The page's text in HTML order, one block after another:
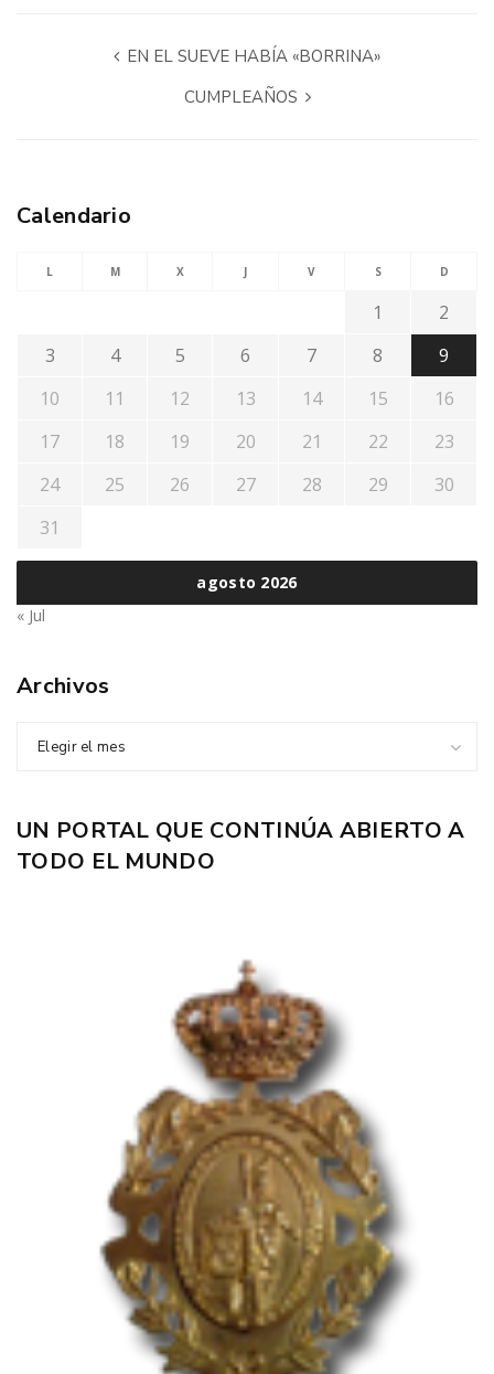
EN EL SUEVE HABÍA «BORRINA»
CUMPLEAÑOS
Calendario
agosto 2026
L M X J V S D
1
2
3
4 5 6 7 8
9
10
11 12 13 14 15
16
17
18 19 20 21 22
23
24
25 26 27 28 29
30
31
« Jul
Archivos
Elegir el mes
UN PORTAL QUE CONTINÚA ABIERTO A
TODO EL MUNDO